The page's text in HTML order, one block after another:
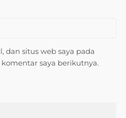
dan situs web saya pada
saya berikutnya.